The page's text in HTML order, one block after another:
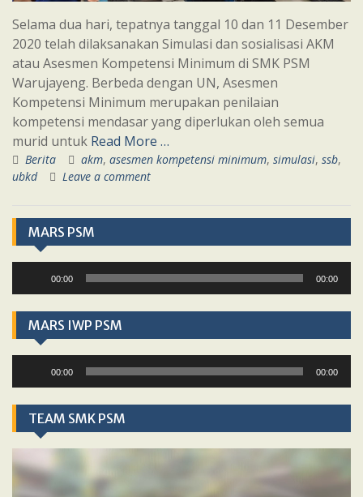
Selama dua hari, tepatnya tanggal 10 dan 11 Desember
2020 telah dilaksanakan Simulasi dan sosialisasi AKM
atau Asesmen Kompetensi Minimum di SMK PSM
Warujayeng. Berbeda dengan UN, Asesmen
Kompetensi Minimum merupakan penilaian
kompetensi mendasar yang diperlukan oleh semua
murid untuk Read More …
Berita akm, asesmen kompetensi minimum, simulasi, ssb,
ubkd
Leave a comment
MARS PSM
00:00 00:00
MARS IWP PSM
00:00 00:00
TEAM SMK PSM
Player